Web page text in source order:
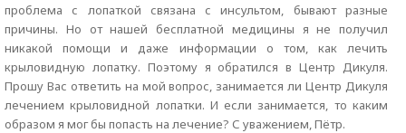
проблема с лопаткой связана с инсультом, бывают разные
причины. Но от нашей бесплатной медицины я не получил
никакой помощи и даже информации о том, как лечить
крыловидную лопатку. Поэтому я обратился в Центр Дикуля.
Прошу Вас ответить на мой вопрос, занимается ли Центр Дикуля
лечением крыловидной лопатки. И если занимается, то каким
образом я мог бы попасть на лечение? С уважением, Пётр.